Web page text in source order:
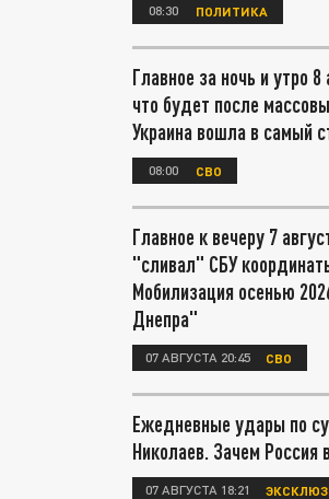
08:30 ПОЛИТИКА
Главное за ночь и утро
что будет после
Украина вошла в самый
08:00 СВО
Главное к вечеру 7
"сливал" СБУ
Мобилизация осенью
Днепра"
07 АВГУСТА 20:45 СВО
Ежедневные удары по
Николаев. Зачем Россия
07 АВГУСТА 18:21